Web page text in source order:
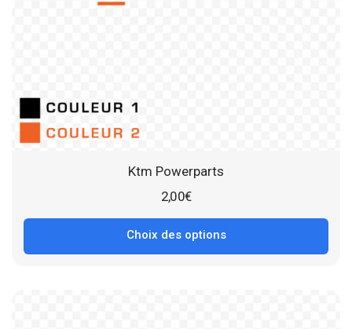
Ktm Powerparts
2,00€
Choix des options